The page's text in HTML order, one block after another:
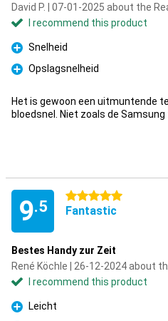
David P. | 07-01-2025 about the
I recommend this product
Pro
Snelheid
Pro
Opslagsnelheid
Het is gewoon een uitmuntende
bloedsnel. Niet zoals de Samsung
9.5
5 stars
Fantastic
Bestes Handy zur Zeit
René Köchle | 26-12-2024 about
I recommend this product
Pro
Leicht